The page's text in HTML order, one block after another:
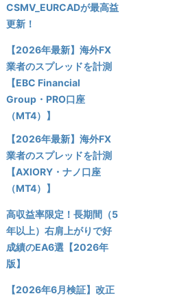
CSMV_EURCADが最高益
更新！
【2026年最新】海外FX
業者のスプレッドを計測
【EBC Financial
Group・PRO口座
（MT4）】
【2026年最新】海外FX
業者のスプレッドを計測
【AXIORY・ナノ口座
（MT4）】
高収益率限定！長期間（5
年以上）右肩上がりで好
成績のEA6選【2026年
版】
【2026年6月検証】改正